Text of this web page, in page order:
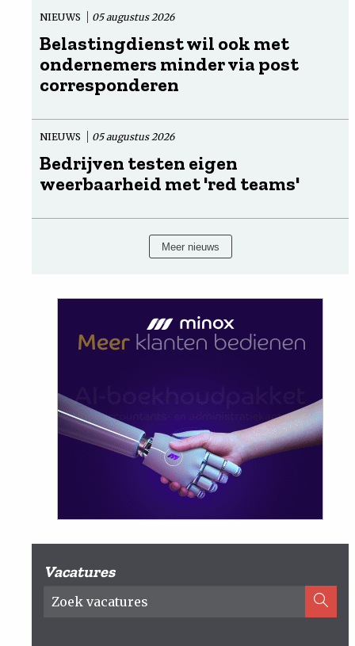
NIEUWS 05 augustus 2026
Belastingdienst wil ook met
ondernemers minder via post
corresponderen
NIEUWS 05 augustus 2026
Bedrijven testen eigen
weerbaarheid met 'red teams'
Meer nieuws
Vacatures